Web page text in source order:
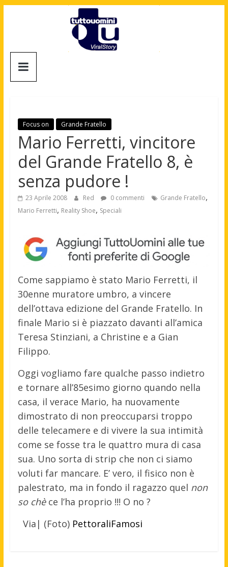
Tuttouomini
Motori,
gay
news
moda
maschile
Focus on Grande Fratello
Mario Ferretti, vincitore
del Grande Fratello 8, è
senza pudore !
23 Aprile 2008 Red 0 commenti Grande Fratello,
Mario Ferretti, Reality Shoe, Speciali
Come sappiamo è stato Mario Ferretti, il
30enne muratore umbro, a vincere
dell’ottava edizione del Grande Fratello. In
finale Mario si è piazzato davanti all’amica
Teresa Stinziani, a Christine e a Gian
Filippo.
Oggi vogliamo fare qualche passo indietro
e tornare all’85esimo giorno quando nella
casa, il verace Mario, ha nuovamente
dimostrato di non preoccuparsi troppo
delle telecamere e di vivere la sua intimità
come se fosse tra le quattro mura di casa
sua. Uno sorta di strip che non ci siamo
voluti far mancare. E’ vero, il fisico non è
palestrato, ma in fondo il ragazzo quel non
so chèce l’ha proprio !!! O no ?
Via| (Foto) PettoraliFamosi